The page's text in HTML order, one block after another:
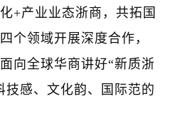
+产业业态浙商，共拓国
个领域开展深度合作，
向全球华商讲好“新质浙
技感、文化韵、国际范的